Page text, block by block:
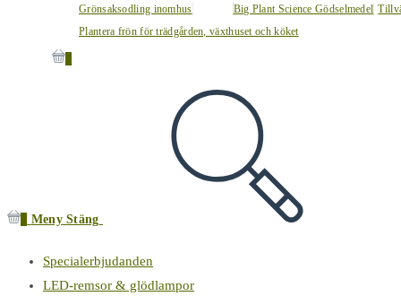
Grönsaksodling inomhus
Big Plant Science Gödselmedel
Plantera frön för trädgården, växthuset och köket
Meny Stäng
Specialerbjudanden
LED-remsor & glödlampor